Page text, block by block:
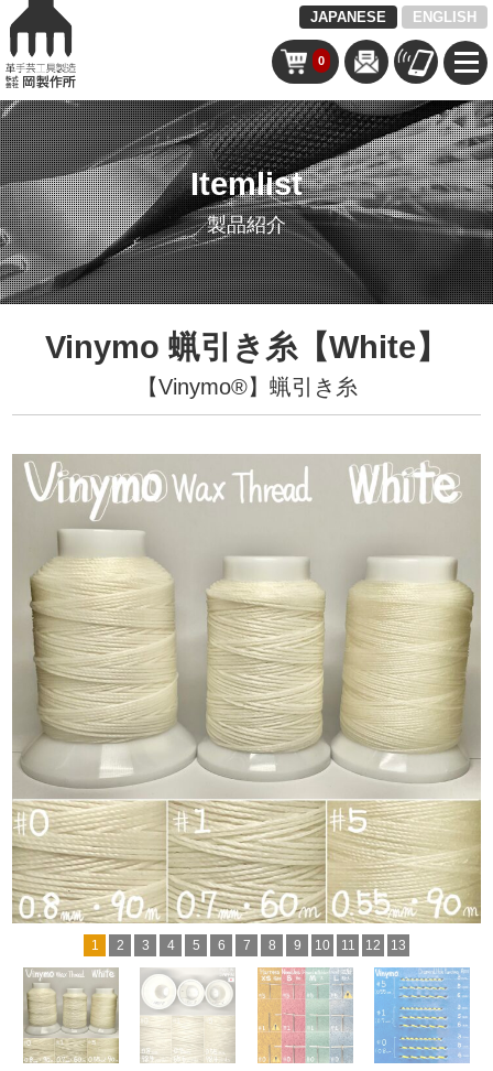
JAPANESE ENGLISH
0
Itemlist
製品紹介
Vinymo 蝋引き糸【White】
【Vinymo®︎】蝋引き糸
1 2 3 4 5 6 7 8 9 10 11 12 13